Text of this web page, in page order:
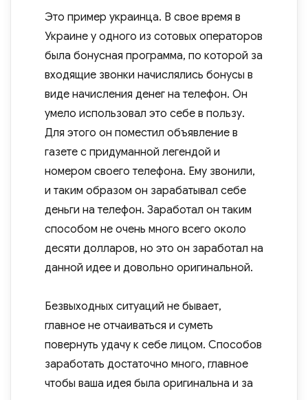
Это пример украинца. В свое время в
Украине у одного из сотовых операторов
была бонусная программа, по которой за
входящие звонки начислялись бонусы в
виде начисления денег на телефон. Он
умело использовал это себе в пользу.
Для этого он поместил объявление в
газете с придуманной легендой и
номером своего телефона. Ему звонили,
и таким образом он зарабатывал себе
деньги на телефон. Заработал он таким
способом не очень много всего около
десяти долларов, но это он заработал на
данной идее и довольно оригинальной.
Безвыходных ситуаций не бывает,
главное не отчаиваться и суметь
повернуть удачу к себе лицом. Способов
заработать достаточно много, главное
чтобы ваша идея была оригинальна и за